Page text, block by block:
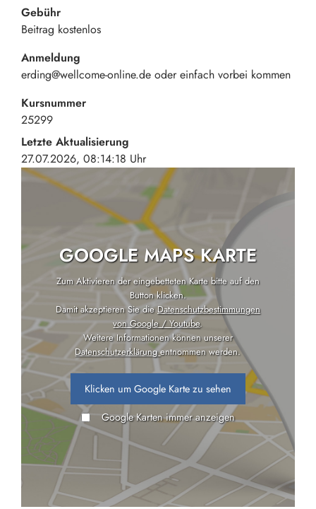
Gebühr
Beitrag kostenlos
Anmeldung
erding@wellcome-online.de oder einfach vorbei kommen
Kursnummer
25299
Letzte Aktualisierung
27.07.2026, 08:14:18 Uhr
GOOGLE MAPS KARTE
Zum Aktivieren der eingebetteten Karte bitte auf den
Button klicken.
Damit akzeptieren Sie dieDatenschutzbestimmungen
von Google / Youtube.
Weitere Informationen können unserer
Datenschutzerklärungentnommen werden.
Klicken um Google Karte zu sehen
Google Karten immer anzeigen